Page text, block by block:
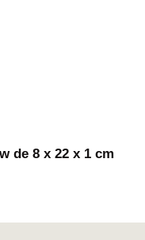
de 8 x 22 x 1 cm